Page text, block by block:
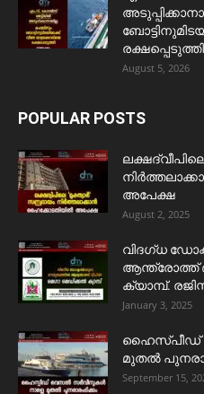
August 5, 2026
POPULAR POSTS
അപേക്ഷ
August 2, 2025
വിദഗ്ധ
ആന്ത്രോത്ത്
ക്യാമ്പ്.
January 3, 2025
ഹൈസ്പീഡ്
മുതൽ
September 15,